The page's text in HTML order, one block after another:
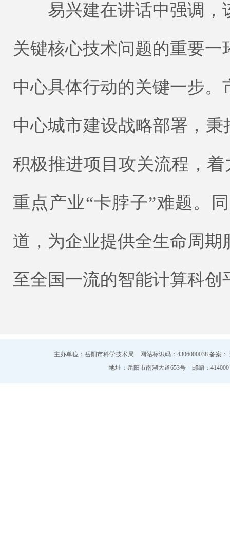
易兴建在讲话中强调，
关键核心技术问题的重要
中心具体行动的关键一步
中心城市建设战略部署，
积极推进项目攻关流程，
重点产业“卡脖子”难题。
道，为企业提供全生命周
至全国一流的智能计算科创
主办单位：岳阳市科学技术局 网站标识码：4306000038 备案：
地址：岳阳市南湖大道653号 邮编：